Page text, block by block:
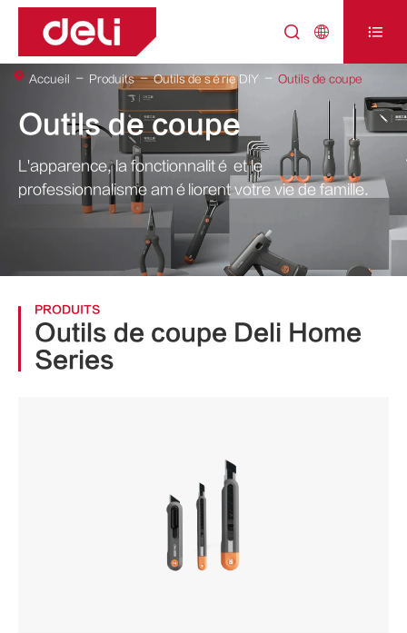
  
Outils de coupe
L'apparence, la fonctionnalité et le
professionnalisme améliorent votre vie de famille.
Accueil Produits Outils de série DIY Outils de coupe
PRODUITS
Outils de coupe Deli Home
Series